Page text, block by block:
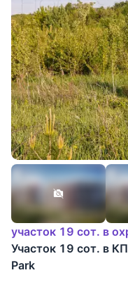
участок 19 сот. в
Участок 19 сот. в
Park